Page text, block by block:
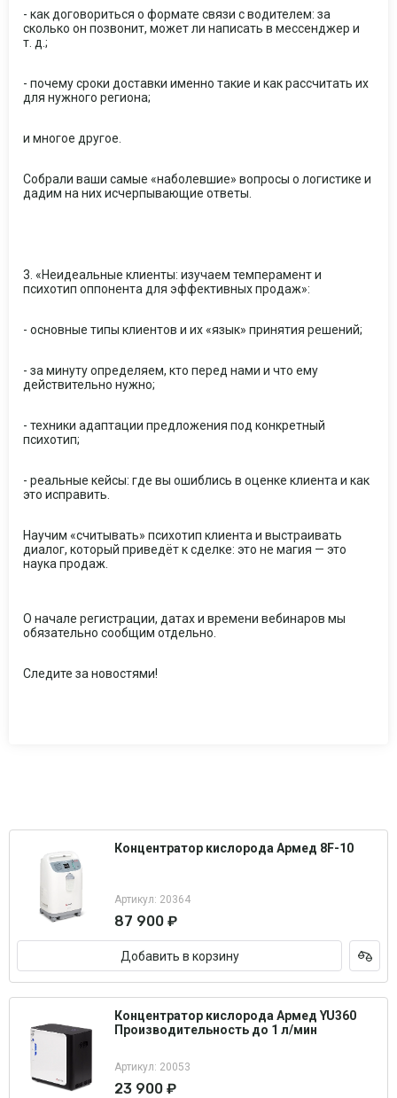
- как договориться о формате связи с водителем: за
сколько он позвонит, может ли написать в мессенджер и
т. д.;
- почему сроки доставки именно такие и как рассчитать их
для нужного региона;
и многое другое.
Собрали ваши самые «наболевшие» вопросы о логистике и
дадим на них исчерпывающие ответы.
3. «Неидеальные клиенты: изучаем темперамент и
психотип оппонента для эффективных продаж»:
- основные типы клиентов и их «язык» принятия решений;
- за минуту определяем, кто перед нами и что ему
действительно нужно;
- техники адаптации предложения под конкретный
психотип;
- реальные кейсы: где вы ошиблись в оценке клиента и как
это исправить.
Научим «считывать» психотип клиента и выстраивать
диалог, который приведёт к сделке: это не магия — это
наука продаж.
О начале регистрации, датах и времени вебинаров мы
обязательно сообщим отдельно.
Следите за новостями!
Концентратор кислорода Армед 8F-10
Артикул: 20364
87 900 ₽
Добавить в корзину
Концентратор кислорода Армед YU360
Производительность до 1 л/мин
Артикул: 20053
23 900 ₽